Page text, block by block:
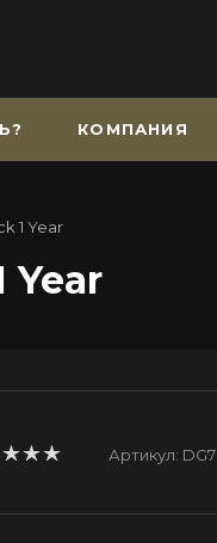
КОМПАНИЯ
1 Year
Year
Артикул: